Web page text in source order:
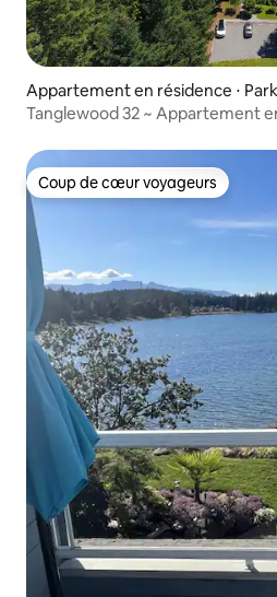
Appartement en résidence ⋅
Tanglewood 32 ~ Appartement
Coup de cœur voyageurs
Coup de cœur voyageurs